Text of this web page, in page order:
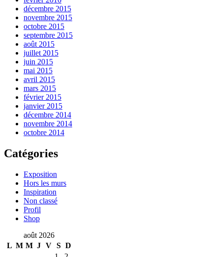
décembre 2015
novembre 2015
octobre 2015
septembre 2015
août 2015
juillet 2015
juin 2015
mai 2015
avril 2015
mars 2015
février 2015
janvier 2015
décembre 2014
novembre 2014
octobre 2014
Catégories
Exposition
Hors les murs
Inspiration
Non classé
Profil
Shop
août 2026
L M M J V S D